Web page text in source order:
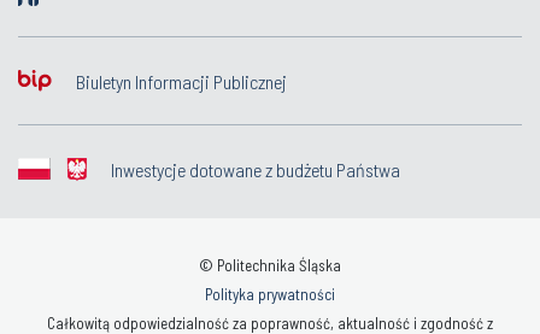
Biuletyn Informacji Publicznej
Inwestycje dotowane z budżetu Państwa
© Politechnika Śląska
Polityka prywatności
Całkowitą odpowiedzialność za poprawność, aktualność i zgodność z